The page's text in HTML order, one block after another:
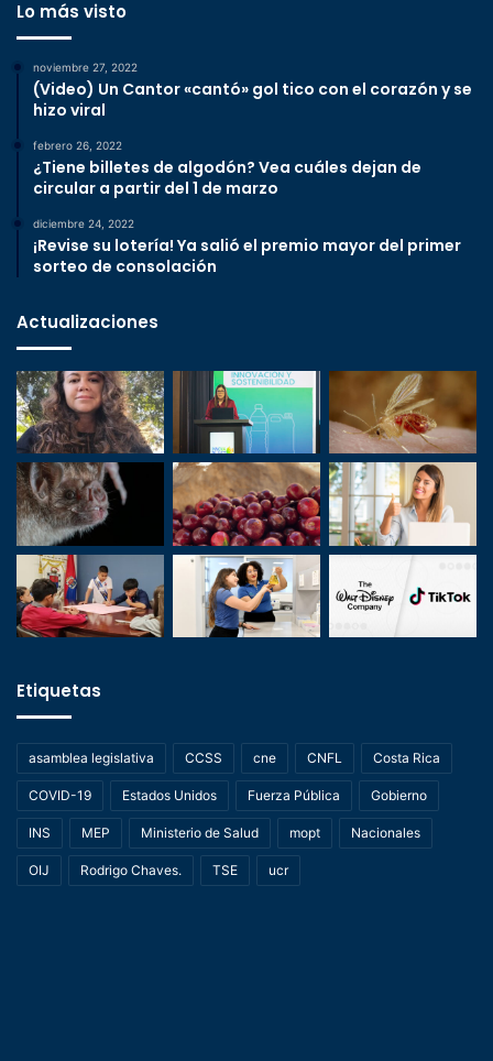
Lo más visto
noviembre 27, 2022
(Video) Un Cantor «cantó» gol tico con el corazón y se
hizo viral
febrero 26, 2022
¿Tiene billetes de algodón? Vea cuáles dejan de
circular a partir del 1 de marzo
diciembre 24, 2022
¡Revise su lotería! Ya salió el premio mayor del primer
sorteo de consolación
Actualizaciones
Etiquetas
asamblea legislativa CCSS cne CNFL Costa Rica
COVID-19 Estados Unidos Fuerza Pública Gobierno
INS MEP Ministerio de Salud mopt Nacionales
OIJ Rodrigo Chaves. TSE ucr